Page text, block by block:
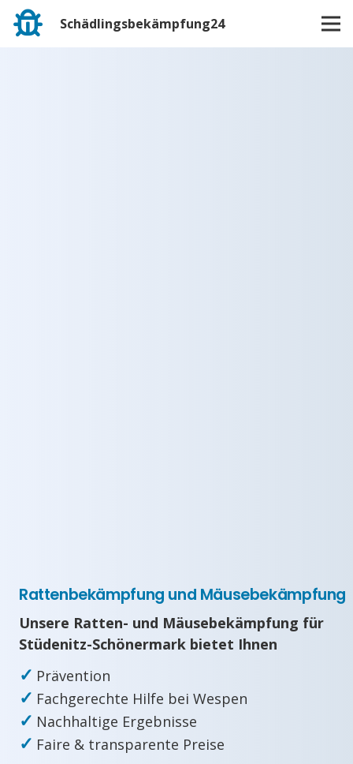
Schädlingsbekämpfung24
Rattenbekämpfung und Mäusebekämpfung
Unsere Ratten- und Mäusebekämpfung für
Stüdenitz-Schönermark bietet Ihnen
✓ Prävention
✓ Fachgerechte Hilfe bei Wespen
✓ Nachhaltige Ergebnisse
✓ Faire & transparente Preise